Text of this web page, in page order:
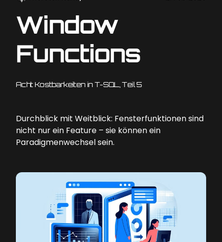
Window
Functions
Acht Kostbarkeiten in T-SQL, Teil 5
Durchblick mit Weitblick: Fensterfunktionen sind
nicht nur ein Feature – sie können ein
Paradigmenwechsel sein.